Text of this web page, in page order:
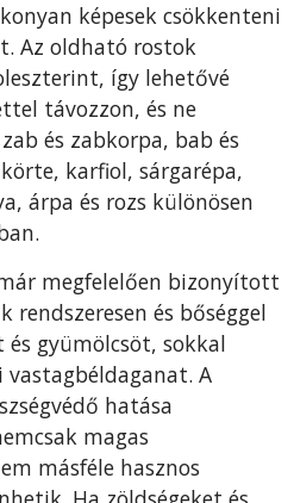
képesek csökkenteni
Az oldható rostok
így lehetővé
távozzon, és ne
és zabkorpa, bab és
karfiol, sárgarépa,
árpa és rozs különösen
megfelelően bizonyított
rendszeresen és bőséggel
gyümölcsöt, sokkal
vastagbéldaganat. A
hatása
magas
másféle hasznos